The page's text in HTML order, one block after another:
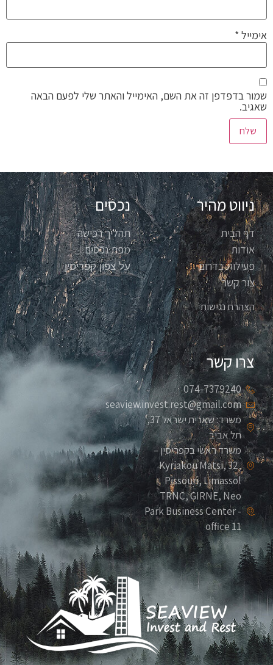
אימייל *
שמור בדפדפן זה את השם, האימייל והאתר שלי לפעם הבאה
שאגיב.
ניווט מהיר
דף הבית
אודות
פעילות בדרום
צור קשר
הצהרת נגישות
נכסים
תהליך רכישה
מפת נכסים
על צפון קפריסין
צרו קשר
074-7379240
seaview.invest.rest@gmail.com
משרד: שארית ישראל 37,
תל אביב
משרד ראשי בקפריסין –
Kyriakou Matsi, 32,
Pissouri, Limassol
TRNC, GIRNE, Neo
Park Business Center -
office 11